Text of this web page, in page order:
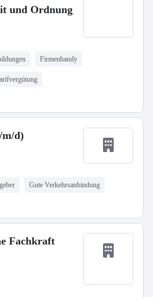
und Ordnung
Firmenhandy
m/d)
Gute Verkehrsanbindung
Fachkraft